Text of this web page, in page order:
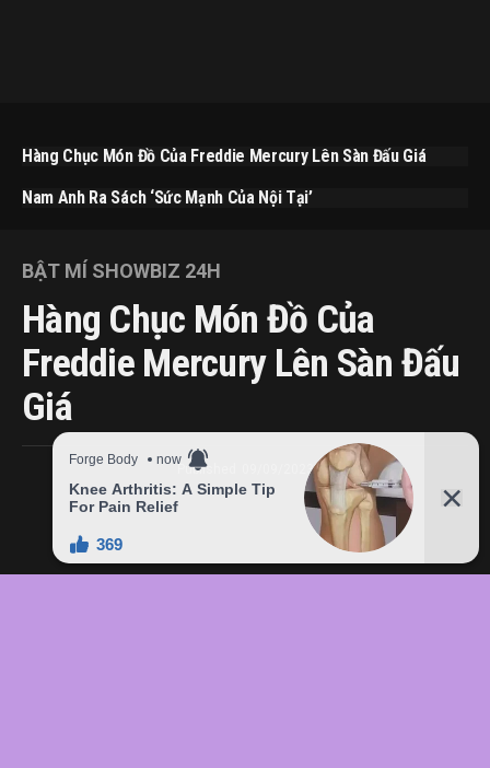
Hàng Chục Món Đồ Của Freddie Mercury Lên Sàn Đấu Giá
Nam Anh Ra Sách ‘Sức Mạnh Của Nội Tại’
BẬT MÍ SHOWBIZ 24H
Hàng Chục Món Đồ Của
Freddie Mercury Lên Sàn Đấu
Giá
Published 09/09/2023